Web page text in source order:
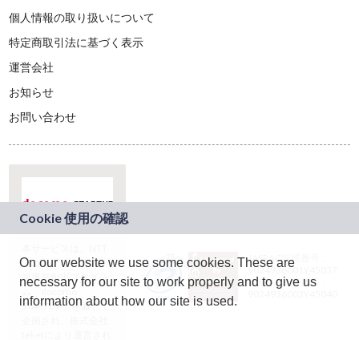
個人情報の取り扱いについて
特定商取引法に基づく表示
運営会社
お知らせ
お問い合わせ
ドコモグループの新
規事業創出プログラ
ム「docomo
STARTUP」を通じて
JASRAC許諾番号：
9024936001Y45037
JASRAC許諾番号：
On our website we use some cookies. These are
necessary for our site to work properly and to give us
information about how our site is used.